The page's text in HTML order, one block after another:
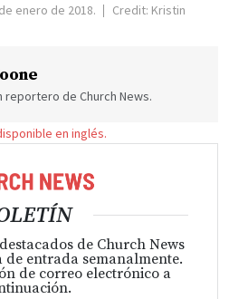
enero de 2018.
Credit: Kristin
reportero de Church News.
en inglés.
de Church News
de entrada semanalmente.
de correo electrónico a